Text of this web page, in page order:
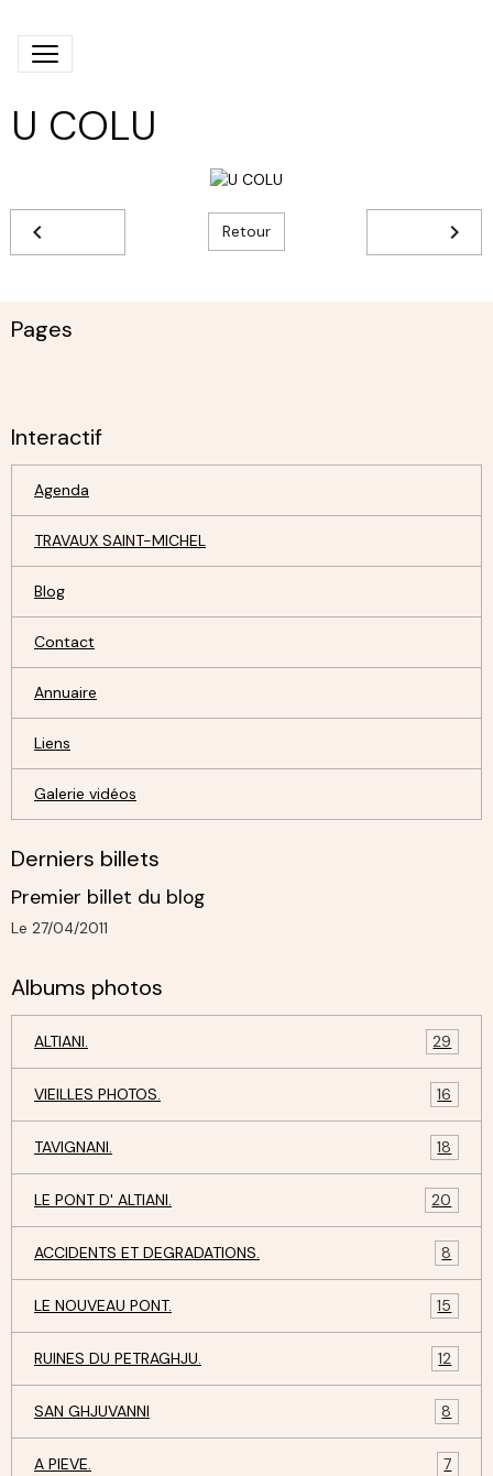
U COLU
Retour
Pages
Interactif
Agenda
TRAVAUX SAINT-MICHEL
Blog
Contact
Annuaire
Liens
Galerie vidéos
Derniers billets
Premier billet du blog
Le 27/04/2011
Albums photos
ALTIANI. 29
VIEILLES PHOTOS. 16
TAVIGNANI. 18
LE PONT D' ALTIANI. 20
ACCIDENTS ET DEGRADATIONS. 8
LE NOUVEAU PONT. 15
RUINES DU PETRAGHJU. 12
SAN GHJUVANNI 8
A PIEVE. 7